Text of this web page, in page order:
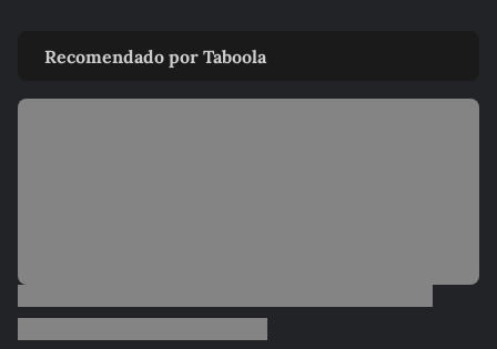
quatro mortos no Rio de...
CIDADES
ao tentar embarcar em...
Recomendado por Taboola